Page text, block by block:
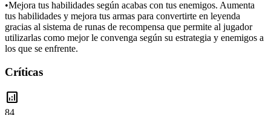
•Mejora tus habilidades según acabas con tus enemigos. Aumenta
tus habilidades y mejora tus armas para convertirte en leyenda
gracias al sistema de runas de recompensa que permite al jugador
utilizarlas como mejor le convenga según su estrategia y enemigos a
los que se enfrente.
Críticas
analytics
84